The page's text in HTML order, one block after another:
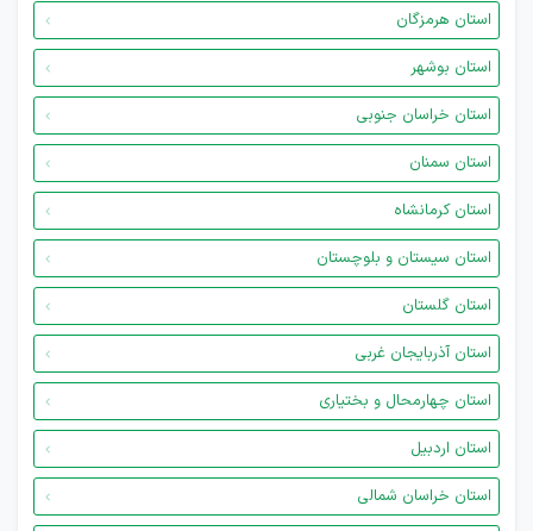
استان هرمزگان
استان بوشهر
استان خراسان جنوبی
استان سمنان
استان کرمانشاه
استان سیستان و بلوچستان
استان گلستان
استان آذربایجان غربی
استان چهارمحال و بختیاری
استان اردبیل
استان خراسان شمالی